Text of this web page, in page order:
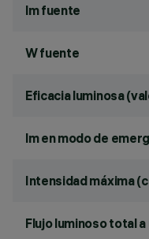
lm fuente
W fuente
Eficacia luminosa
lm en modo de
Intensidad máxima
Flujo luminoso total